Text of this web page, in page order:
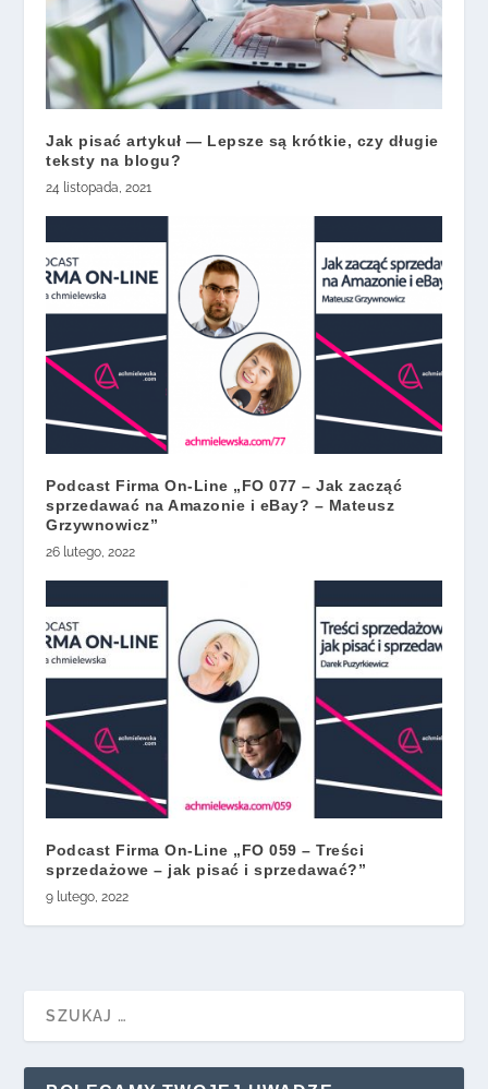
Jak pisać artykuł — Lepsze są krótkie, czy długie
teksty na blogu?
24 listopada, 2021
Podcast Firma On-Line „FO 077 – Jak zacząć
sprzedawać na Amazonie i eBay? – Mateusz
Grzywnowicz”
26 lutego, 2022
Podcast Firma On-Line „FO 059 – Treści
sprzedażowe – jak pisać i sprzedawać?”
9 lutego, 2022